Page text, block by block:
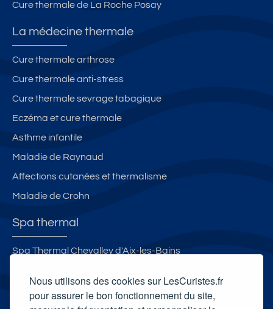
Nous utilisons des cookies sur LesCuristes.fr
pour assurer le bon fonctionnement du site,
Cure thermale de La Roche Posay
La médecine thermale
Cure thermale arthrose
Cure thermale anti-stress
Cure thermale sevrage tabagique
Eczéma et cure thermale
Asthme infantile
Maladie de Raynaud
Affections cutanées et thermalisme
Maladie de Crohn
Spa thermal
Spa Thermal Chevalley d'Aix-les-Bains
Spa thermal B’o Resort